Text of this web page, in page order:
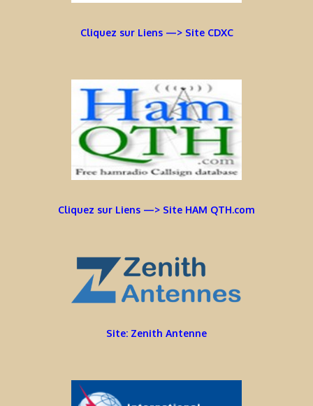
Cliquez sur Liens —> Site CDXC
Cliquez sur Liens —> Site HAM QTH.com
Site: Zenith Antenne